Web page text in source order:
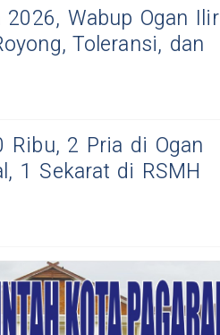
Wabup Ogan Ilir
Toleransi, dan
Ribu, 2 Pria di Ogan
1 Sekarat di RSMH